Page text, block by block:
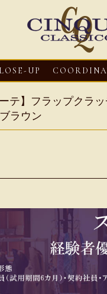
UP
テ】フラップクラ
ラウン
オ
サン
2026・08・03
CLOSE-
HEREU【へリュー】フ
ャーマンサンダル